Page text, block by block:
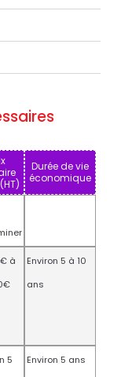
Durée de vie
économique
à
Environ 5 à 10
ans
5 Environ 5 ans